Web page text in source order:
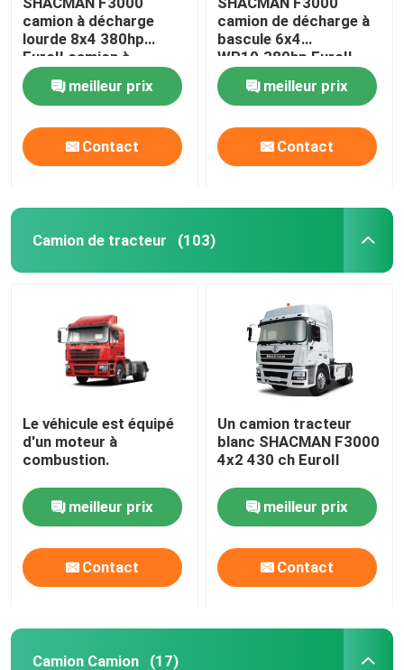
Camions-citernes à pétrole
Chariot à ordures à compression
Semi-remorque
camion à décharge
lourde 8x4 380hp
EuroII camion à
décharge jaune
WEICHAImeilleur prix
Contact
camion de décharge à
bascule 6x4
WP10.380hp EuroII
rouge 10 pneus avec
5175mmmeilleur prix
Contact
Camion de tracteur (103)
Le véhicule est équipé
d'un moteur à
combustion.
meilleur prix
Contact
Un camion tracteur
blanc SHACMAN F3000
4x2 430 ch EuroII
meilleur prix
Contact
Camion Camion (17)